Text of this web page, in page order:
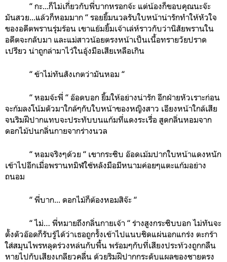
“ กะ...ก็ไม่เกี่ยวกับพี่บากหรอกจ้ะ แต่น้องก็ขอบคุณนะจ๊ะ
มันสวย...แล้วก็หอมมาก “ รอยยิ้มนวลรับใบหน้าน่ารักทำให้หัวใจ
ของอดีตพรานรุ่มร้อน เขาแย้มยิ้มเจ้าเล่ห์ราวกับว่านิสัยพรานใน
อดีตจะกลับมา และแม่สาวน้อยตรงหน้าเป็นเนื้อทรายวัยปราด
เปรียว น่าถูกล่ามาไว้ในอุ้งมือเสียเหลือเกิน
“ ข้าไม่ทันสังเกตว่ามันหอม “
“ หอมจ้ะพี่ “ อ๊อดบอก ยิ้มให้อย่างน่ารัก อีกฝ่ายหัวเราะก่อน
จะก้มลงโน้มตัวมาใกล้ๆกับใบหน้าของหญิงสาว เอียงหน้าใกล้เสีย
จนริมฝีปากแทบจะประทับบนแก้มที่แดงระเรื่อ สูดกลิ่นหอมจาก
ดอกไม้ปนกลิ่นกายจากร่างนวล
“ หอมจริงๆด้วย “ เขากระซิบ อ๊อดเม้มปากใบหน้าแดงหนัก
เข้าไปอีกเมื่อพรานทมิฬใช้หลังมือมีหนามค่อยๆแตะแก้มอย่าง
ถนอม
“ พี่บาก... ดอกไม้ก็ต้องหอมสิจ๊ะ “
“ ไม่… พี่หมายถึงกลิ่นกายเจ้า “ ร่างสูงกระซิบบอก ไม่ทันจะ
ตั้งตัวอ๊อดก็รับรู้ได้ว่าเธอถูกรั้งเข้าไปแนบชิดแผ่นอกแกร่ง ตะกร้า
ใส่สมุนไพรหลุดร่วงหล่นกับพื้น พร้อมๆกับที่เสียงประท้วงถูกกลืน
หายไปกับเสียงเกลียวคลื่น ด้วยริมฝีปากกระดับแผลของชายตรง